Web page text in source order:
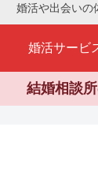
婚活や出会いの
婚活サービ
結婚相談